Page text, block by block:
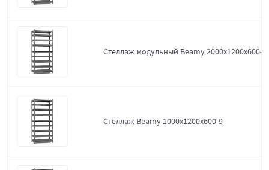
Стеллаж модульный Beamy 2000x1200x600-9
Стеллаж Beamy 1000x1200x600-9